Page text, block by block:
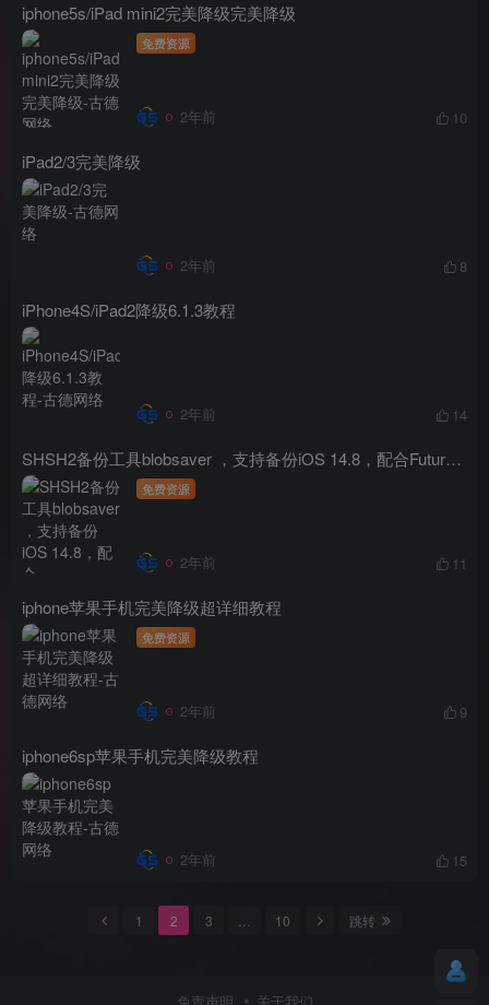
iphone5s/iPad mini2完美降级完美降级
免费资源
2年前 10
iPad2/3完美降级
2年前 8
iPhone4S/iPad2降级6.1.3教程
2年前 14
SHSH2备份工具blobsaver ，支持备份iOS 14.8，配合FutureRestore完美降级
免费资源
2年前 11
iphone苹果手机完美降级超详细教程
免费资源
2年前 9
iphone6sp苹果手机完美降级教程
2年前 15
1 2 3 10 跳转